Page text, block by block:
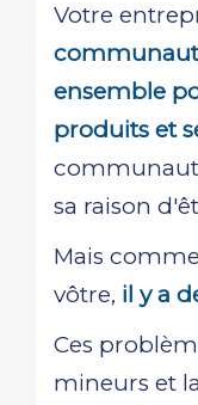
Votre
ensemble
produits et
sa raison
Mais
vôtre, il y a
Ces
mineurs et